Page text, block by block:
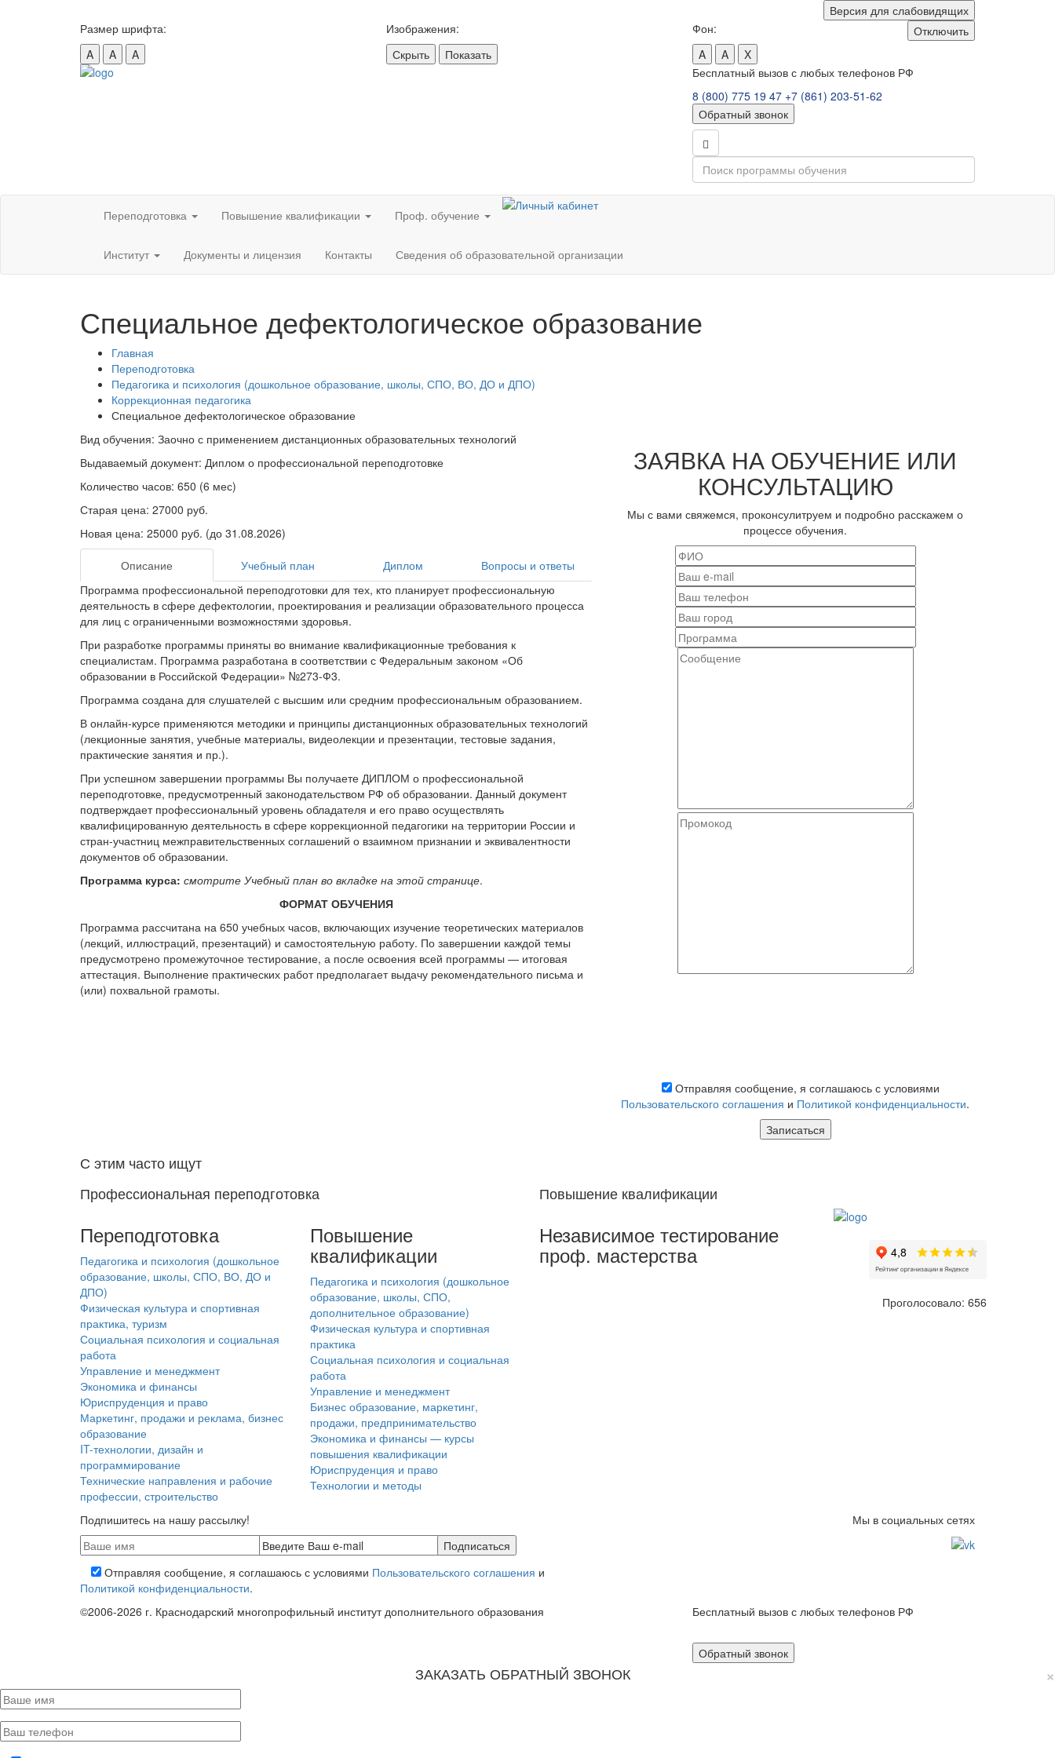
Версия для слабовидящих
Размер шрифта:
A
A A
Изображения:
Скрыть
Показать
Фон:
A
A X
Отключить
Бесплатный вызов с любых телефонов РФ
8 (800) 775 19 47 +7 (861) 203-51-62
Обратный звонок
Переподготовка Повышение квалификации Проф. обучение
Институт Документы и лицензия Контакты Сведения об образовательной организации
Специальное дефектологическое образование
Главная
Переподготовка
Педагогика и психология (дошкольное образование, школы, СПО, ВО, ДО и ДПО)
Коррекционная педагогика
Специальное дефектологическое образование
Вид обучения: Заочно с применением дистанционных образовательных технологий
Выдаваемый документ: Диплом о профессиональной переподготовке
Количество часов: 650 (6 мес)
Старая цена: 27000 руб.
Новая цена: 25000 руб. (до 31.08.2026)
Описание Учебный план Диплом
Вопросы и ответы
Программа профессиональной переподготовки для тех, кто планирует профессиональную
деятельность в сфере дефектологии, проектирования и реализации образовательного процесса
для лиц с ограниченными возможностями здоровья.
При разработке программы приняты во внимание квалификационные требования к
специалистам. Программа разработана в соответствии с Федеральным законом «Об
образовании в Российской Федерации» №273-Ф3.
Программа создана для слушателей с высшим или средним профессиональным образованием.
В онлайн-курсе применяются методики и принципы дистанционных образовательных технологий
(лекционные занятия, учебные материалы, видеолекции и презентации, тестовые задания,
практические занятия и пр.).
При успешном завершении программы Вы получаете ДИПЛОМ о профессиональной
переподготовке, предусмотренный законодательством РФ об образовании. Данный документ
подтверждает профессиональный уровень обладателя и его право осуществлять
квалифицированную деятельность в сфере коррекционной педагогики на территории России и
стран-участниц межправительственных соглашений о взаимном признании и эквивалентности
документов об образовании.
Программа курса: смотрите Учебный план во вкладке на этой странице.
ФОРМАТ ОБУЧЕНИЯ
Программа рассчитана на 650 учебных часов, включающих изучение теоретических материалов
(лекций, иллюстраций, презентаций) и самостоятельную работу. По завершении каждой темы
предусмотрено промежуточное тестирование, а после освоения всей программы — итоговая
аттестация. Выполнение практических работ предполагает выдачу рекомендательного письма и
(или) похвальной грамоты.
ЗАЯВКА НА ОБУЧЕНИЕ ИЛИ
КОНСУЛЬТАЦИЮ
Мы с вами свяжемся, проконсулитруем и подробно расскажем о
процессе обучения.
Отправляя сообщение, я соглашаюсь с условиями
Пользовательского соглашения и Политикой конфиденциальности.
С этим часто ищут
Профессиональная переподготовка
Повышение квалификации
Переподготовка
Педагогика и психология (дошкольное
образование, школы, СПО, ВО, ДО и
ДПО)
Физическая культура и спортивная
практика, туризм
Социальная психология и социальная
работа
Управление и менеджмент
Экономика и финансы
Юриспруденция и право
Маркетинг, продажи и реклама, бизнес
образование
IT-технологии, дизайн и
программирование
Технические направления и рабочие
профессии, строительство
Повышение
квалификации
Педагогика и психология (дошкольное
образование, школы, СПО,
дополнительное образование)
Физическая культура и спортивная
практика
Социальная психология и социальная
работа
Управление и менеджмент
Бизнес образование, маркетинг,
продажи, предпринимательство
Экономика и финансы — курсы
повышения квалификации
Юриспруденция и право
Технологии и методы
Независимое тестирование
проф. мастерства
Проголосовало: 656
Подпишитесь на нашу рассылку!
Отправляя сообщение, я соглашаюсь с условиями Пользовательского соглашения и
Политикой конфиденциальности.
Мы в социальных сетях
©2006-2026 г. Краснодарский многопрофильный институт дополнительного образования
Бесплатный вызов с любых телефонов РФ
Обратный звонок
×
ЗАКАЗАТЬ ОБРАТНЫЙ ЗВОНОК